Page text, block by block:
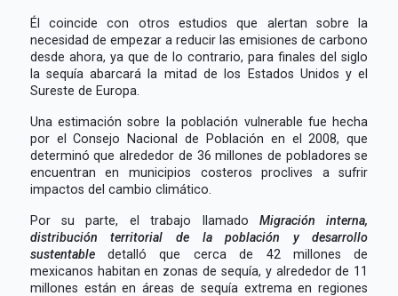
Él coincide con otros estudios que alertan sobre la
necesidad de empezar a reducir las emisiones de carbono
desde ahora, ya que de lo contrario, para finales del siglo
la sequía abarcará la mitad de los Estados Unidos y el
Sureste de Europa.
Una estimación sobre la población vulnerable fue hecha
por el Consejo Nacional de Población en el 2008, que
determinó que alrededor de 36 millones de pobladores se
encuentran en municipios costeros proclives a sufrir
impactos del cambio climático.
Por su parte, el trabajo llamado Migración interna,
distribución territorial de la población y desarrollo
sustentabledetalló que cerca de 42 millones de
mexicanos habitan en zonas de sequía, y alrededor de 11
millones están en áreas de sequía extrema en regiones